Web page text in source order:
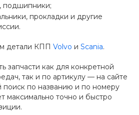
подшипники;
прокладки и другие
детали КПП Volvo и Scania.
запчасти как для конкретной
так и по артикулу — на сайте
поиск по названию и по номеру
максимально точно и быстро